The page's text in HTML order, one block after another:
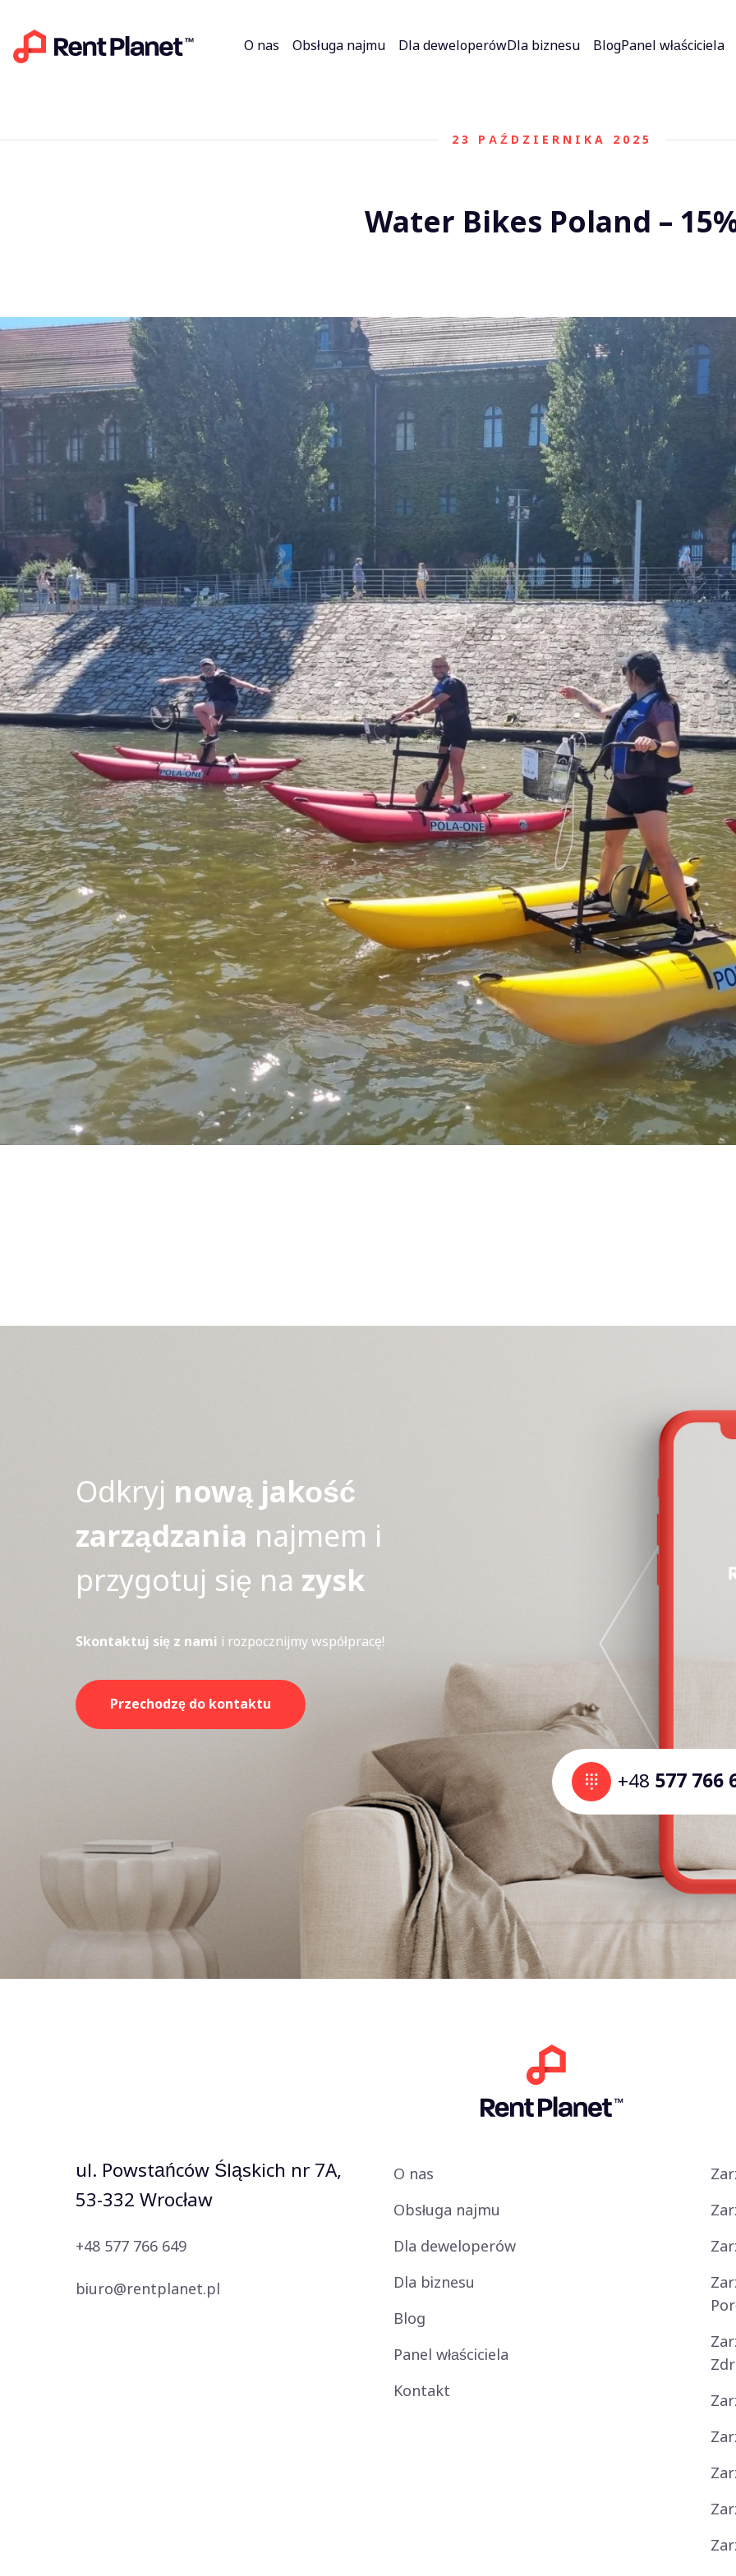
O nas Obsługa najmu Dla deweloperówDla biznesu BlogPanel właściciela
23 PAŹDZIERNIKA 2025
Water Bikes Poland –
Odkryj nową jakość
zarządzania najmem i
przygotuj się na zysk
Skontaktuj się z nami i rozpocznijmy współpracę!
Przechodzę do kontaktu
+48 577 766
ul. Powstańców Śląskich nr 7A,
53-332 Wrocław
+48 577 766 649
biuro@rentplanet.pl
O nas
Obsługa najmu
Dla deweloperów
Dla biznesu
Blog
Panel właściciela
Kontakt